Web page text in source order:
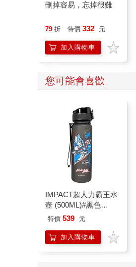
刪掉容易，忘掉很難
79 折 特價 332 元
加入購物車
您可能會喜歡
IMPACT超人力霸王水
壺 (500ML)#黑色
IMUTB01BK
特價 539 元
加入購物車